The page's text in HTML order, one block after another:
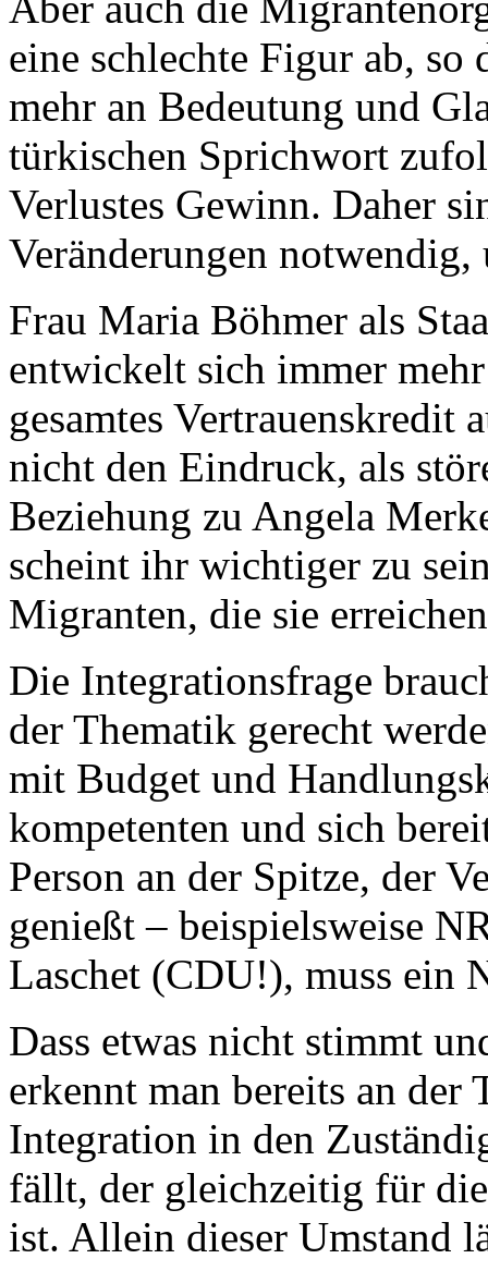
eine schlechte Figur ab,
mehr an Bedeutung und
türkischen Sprichwort
Verlustes Gewinn. Daher
Veränderungen
Frau Maria Böhmer als
entwickelt sich immer
gesamtes Vertrauenskredit
nicht den Eindruck, als
Beziehung zu Angela
scheint ihr wichtiger zu
Migranten, die sie
Die Integrationsfrage
der Thematik gerecht
mit Budget und
kompetenten und sich
Person an der Spitze, der
genießt – beispielsweise
Laschet (CDU!), muss ein
Dass etwas nicht stimmt
erkennt man bereits an der
Integration in den
fällt, der gleichzeitig für
ist. Allein dieser Umstand